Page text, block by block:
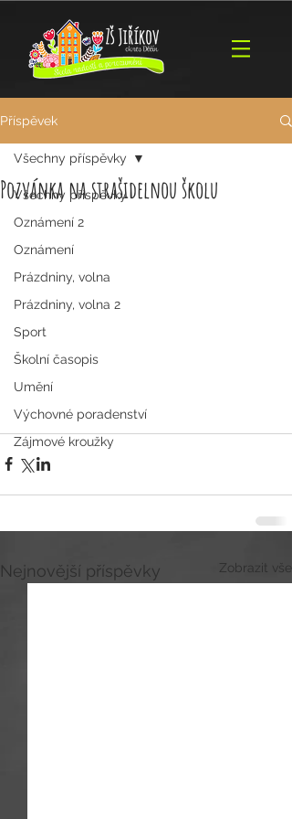
Příspěvek
Všechny příspěvky
Oznámení 2
Oznámení
Prázdniny, volna
Prázdniny, volna 2
Sport
Školní časopis
Umění
Výchovné poradenství
Zájmové kroužky
Všechny příspěvky
Pozvánka na strašidelnou školu
Nejnovější příspěvky Zobrazit vše